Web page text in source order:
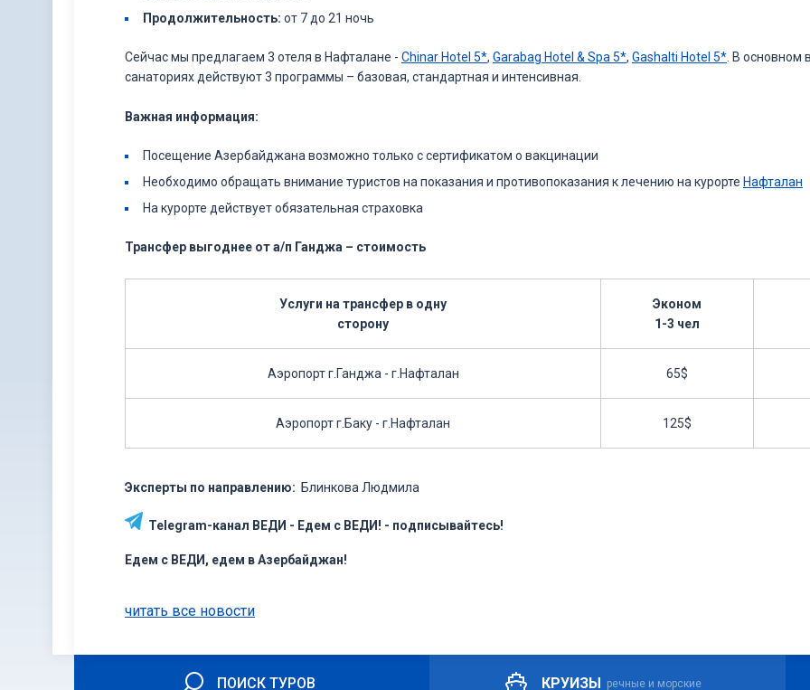
Продолжительность: от 7 до 21 ночь
Сейчас мы предлагаем 3 отеля в Нафталане - Chinar Hotel 5*, Garabag Hotel & Spa 5*, Gashalti Hotel 5* . В основном
санаториях действуют 3 программы – базовая, стандартная и интенсивная.
Важная информация:
Посещение Азербайджана возможно только с сертификатом о вакцинации
Необходимо обращать внимание туристов на показания и противопоказания к лечению на курорте Нафталан
На курорте действует обязательная страховка
Трансфер выгоднее от а/п Ганджа – стоимость
Услуги на трансфер в одну
сторону
Эконом
1-3 чел
Аэропорт г.Ганджа - г.Нафталан 65$
Аэропорт г.Баку - г.Нафталан 125$
Эксперты по направлению: Блинкова Людмила
Telegram-канал ВЕДИ - Едем с ВЕДИ! - подписывайтесь!
Едем с ВЕДИ, едем в Азербайджан!
читать все новости
ПОИСК ТУРОВ КРУИЗЫ речные и морские